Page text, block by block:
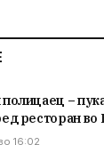
–
ресторан во
16:02